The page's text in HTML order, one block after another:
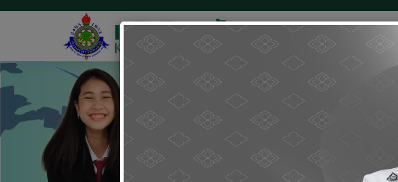
หน้าแรก